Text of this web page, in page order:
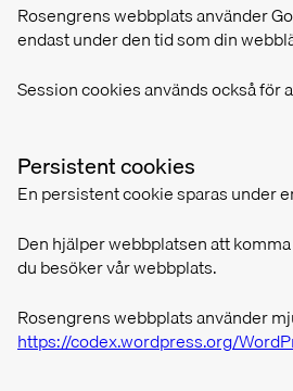
Rosengrens webbplats använder
endast under den tid som din
Session cookies används också för
Persistent cookies
En persistent cookie sparas under
Den hjälper webbplatsen att
du besöker vår webbplats.
Rosengrens webbplats använder
https://codex.wordpress.org/